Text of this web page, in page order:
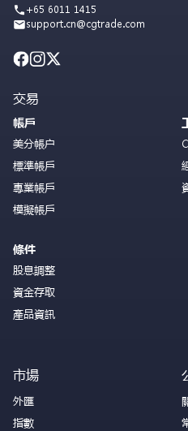
+65 6011 1415
support.cn@cgtrade.com
交易
帳戶
美分帳户
標準帳戶
專業帳戶
模擬帳戶
條件
股息調整
資金存取
產品資訊
市場
外匯
指數